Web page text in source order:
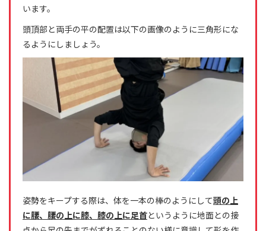
います。
頭頂部と両手の平の配置は以下の画像のように三角形にな
るようにしましょう。
姿勢をキープする際は、体を一本の棒のようにして頭の上
に腰、腰の上に膝、膝の上に足首というように地面との接